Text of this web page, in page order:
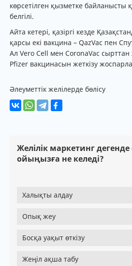
көрсетілген қызметке байланысты
белгілі.
Айта кетері, қазіргі кезде
қарсы екі вакцина – QazVac пен
Ал Vero Cell мен CoronaVac сырттан
Pfizer вакцинасын жеткізу
Әлеуметтік желілерде бөлісу
Желілік маркетинг дегенде
ойыңызға не келеді?
Халықты алдау
Опық жеу
Босқа уақыт өткізу
Жеңіл ақша табу